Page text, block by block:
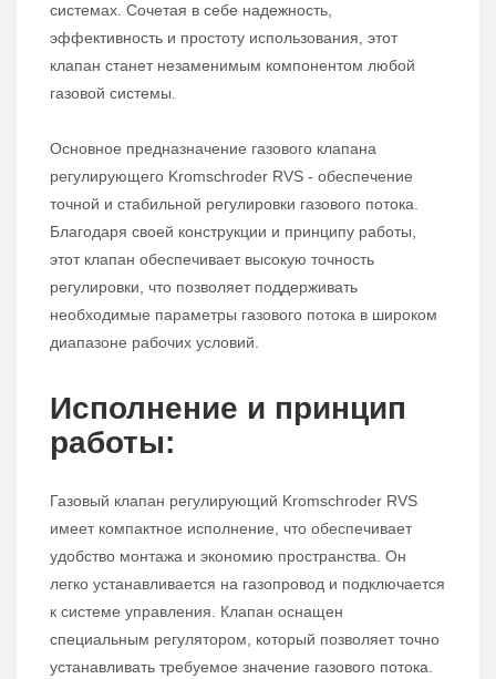
системах. Сочетая в себе надежность,
эффективность и простоту использования, этот
клапан станет незаменимым компонентом любой
газовой системы.
Основное предназначение газового клапана
регулирующего Kromschroder RVS - обеспечение
точной и стабильной регулировки газового потока.
Благодаря своей конструкции и принципу работы,
этот клапан обеспечивает высокую точность
регулировки, что позволяет поддерживать
необходимые параметры газового потока в широком
диапазоне рабочих условий.
Исполнение и принцип
работы:
Газовый клапан регулирующий Kromschroder RVS
имеет компактное исполнение, что обеспечивает
удобство монтажа и экономию пространства. Он
легко устанавливается на газопровод и подключается
к системе управления. Клапан оснащен
специальным регулятором, который позволяет точно
устанавливать требуемое значение газового потока.